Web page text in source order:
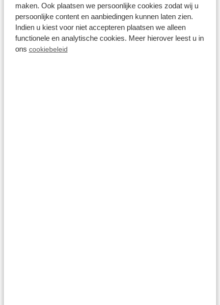
maken. Ook plaatsen we persoonlijke cookies zodat wij u
persoonlijke content en aanbiedingen kunnen laten zien.
Indien u kiest voor niet accepteren plaatsen we alleen
functionele en analytische cookies. Meer hierover leest u in
ons cookiebeleid
4 1 2